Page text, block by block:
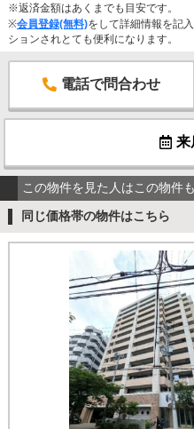
※返済金額はあくまでも目安です。
※会員登録(無料)をして詳細情報を記
ションされとても便利になります。
電話で問合わせ
来
この物件を見た人はこの物件
同じ価格帯の物件はこちら